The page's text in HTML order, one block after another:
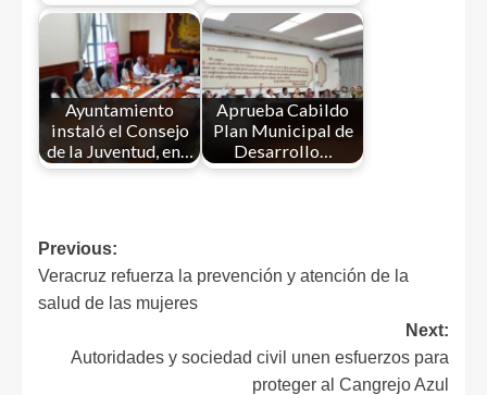
Ayuntamiento
instaló el Consejo
de la Juventud, en…
Aprueba Cabildo
Plan Municipal de
Desarrollo…
Previous:
Veracruz refuerza la prevención y atención de la
salud de las mujeres
Next:
Autoridades y sociedad civil unen esfuerzos para
proteger al Cangrejo Azul